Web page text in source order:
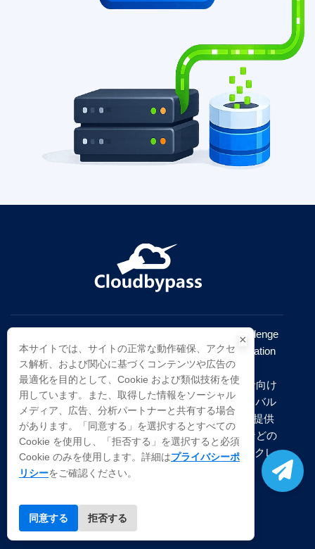
Cloudbypass API は、Cloudflare challenge（JS Challenge
/ browser check / Under Attack Mode）、Web Application
Firewall（WAF）、Turnstile CAPTCHA、Imperva
Incapsula の bot verification フローに対応する開発者向け
Web アクセス自動化基盤。標準 HTTP API とグローバル
な動的レジデンシャル／データセンタープロキシを提供
し、Referer・User-Agent・headless browser 状態などの
browser fingerprinting 設定により、安定した Web スクレ
イピングと Web アクセスを実現。
プロダクト
×
本サイトでは、サイトの正常な動作確保、アクセ
ス解析、および関心に基づくコンテンツや広告の
最適化を目的として、Cookie および類似技術を使
用しています。また、取得した情報をソーシャル
メディア、広告、分析パートナーと共有する場合
があります。「同意する」を選択するとすべての
Cookie を使用し、「拒否する」を選択すると必須
Cookie のみを使用します。詳細はプライバシーポ
リシーをご確認ください。
同意する 拒否する